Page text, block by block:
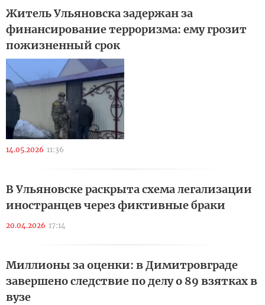
Житель Ульяновска задержан за
финансирование терроризма: ему грозит
пожизненный срок
14.05.2026 11:36
В Ульяновске раскрыта схема легализации
иностранцев через фиктивные браки
20.04.2026 17:14
Миллионы за оценки: в Димитровграде
завершено следствие по делу о 89 взятках в
вузе